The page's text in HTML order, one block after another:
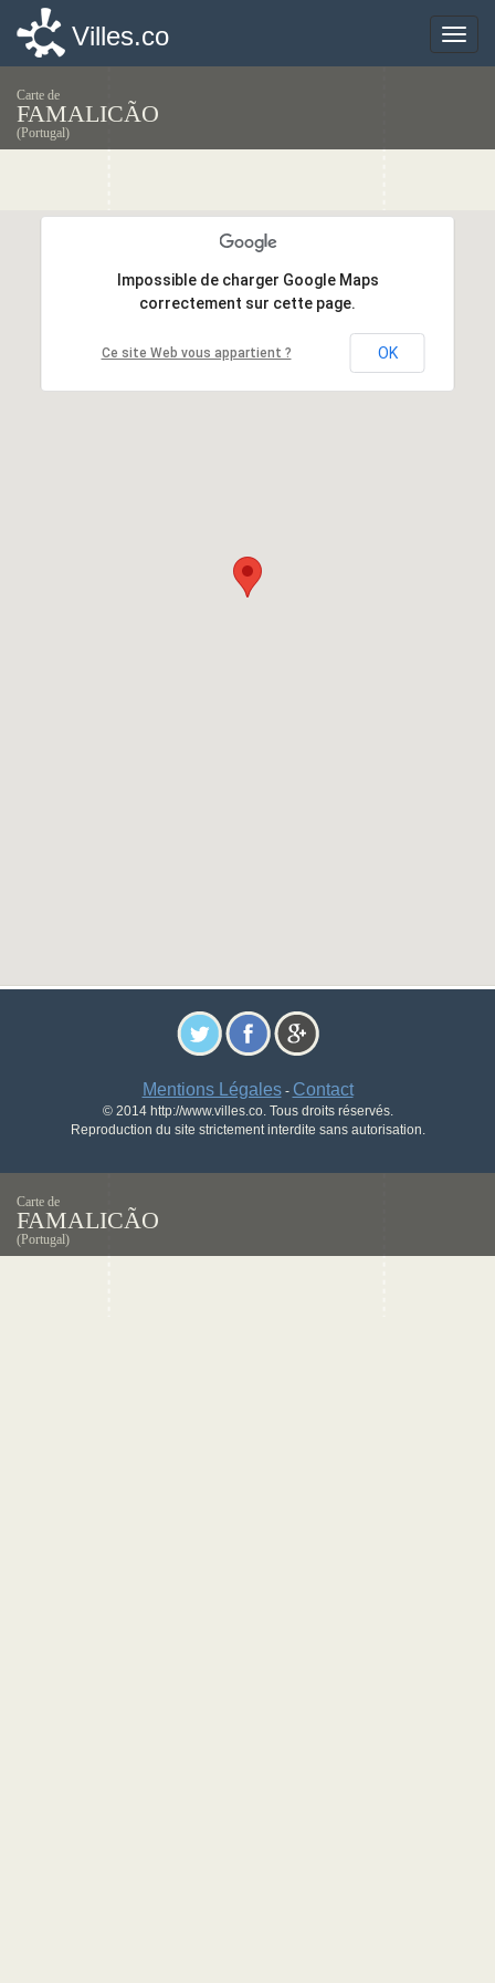
Toggle
Villes.co
Carte de
FAMALICÃO
(Portugal)
Impossible de charger Google Maps
correctement sur cette page.
Ce site Web vous appartient ? OK
Impossible de charger Google Maps
correctement sur cette page.
Ce site Web vous appartient ? OK
Mentions Légales- Contact
© 2014 http://www.villes.co. Tous droits réservés.
Reproduction du site strictement interdite sans autorisation.
Toggle
Villes.co
Carte de
FAMALICÃO
(Portugal)